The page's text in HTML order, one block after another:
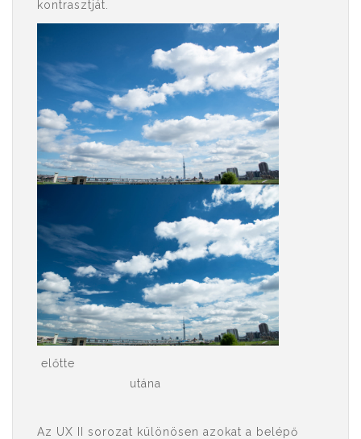
kontrasztját.
előtte
utána
Az UX II sorozat különösen azokat a belépő